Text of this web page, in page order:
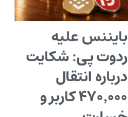
بایننس علیه
ردوت پی: شکایت
درباره انتقال
۴۷۰٬۰۰۰ کاربر و